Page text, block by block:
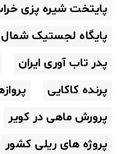
پایتخت شیره پزی
پایگاه لجستیک شمال
پدر تاب آوری ایران
پرنده کاکایی
پرورش ماهی در کویر
پروژه های ریلی کشور